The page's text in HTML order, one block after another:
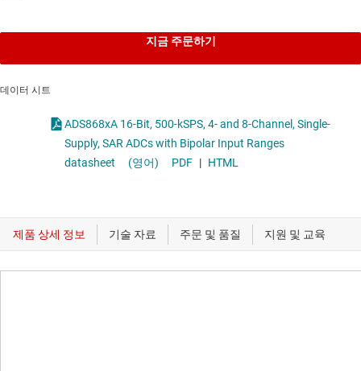
지금 주문하기
데이터 시트
ADS868xA 16-Bit, 500-kSPS, 4- and 8-Channel, Single-
Supply, SAR ADCs with Bipolar Input Ranges
datasheet
(영어) PDF | HTML